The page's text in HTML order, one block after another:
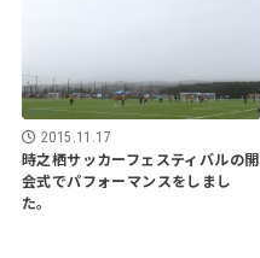
2015.11.17
時之栖サッカーフェスティバルの開
会式でパフォーマンスをしまし
た。